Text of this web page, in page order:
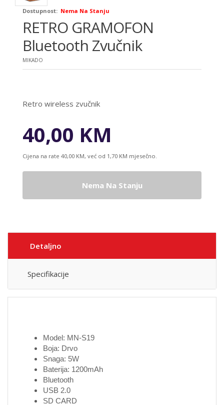
Dostupnost: Nema Na Stanju
RETRO GRAMOFON
Bluetooth Zvučnik
MIKADO
Retro wireless zvučnik
40,00 KM
Cijena na rate 40,00 KM, već od 1,70 KM mjesečno.
Nema Na Stanju
Detaljno
Specifikacije
Model: MN-S19
Boja: Drvo
Snaga: 5W
Baterija: 1200mAh
Bluetooth
USB 2.0
SD CARD